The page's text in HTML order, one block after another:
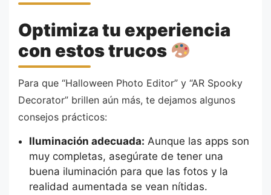
Optimiza tu experiencia
con estos trucos
Para que “Halloween Photo Editor” y “AR Spooky
Decorator” brillen aún más, te dejamos algunos
consejos prácticos:
Iluminación adecuada: Aunque las apps son
muy completas, asegúrate de tener una
buena iluminación para que las fotos y la
realidad aumentada se vean nítidas.